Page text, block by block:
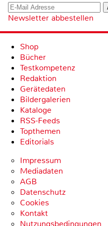
Newsletter abbestellen
Shop
Bücher
Testkompetenz
Redaktion
Gerätedaten
Bildergalerien
Kataloge
RSS-Feeds
Topthemen
Editorials
Impressum
Mediadaten
AGB
Datenschutz
Cookies
Kontakt
Nutzungsbedingungen